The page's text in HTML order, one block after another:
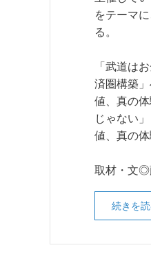
をテーマ
る。
「武道は
済圏構築
値、真の
じゃない
値、真の
取材・文◎
続きを